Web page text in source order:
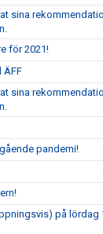
sina
för 2021!
ÄFF
sina
pandemi!
på lördag